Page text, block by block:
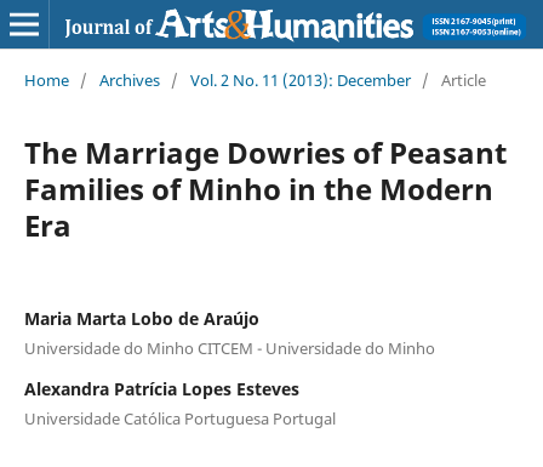
Home / Archives / Vol. 2 No. 11 (2013): December / Article
The Marriage Dowries of Peasant
Families of Minho in the Modern
Era
Maria Marta Lobo de Araújo
Universidade do Minho CITCEM - Universidade do Minho
Alexandra Patrícia Lopes Esteves
Universidade Católica Portuguesa Portugal